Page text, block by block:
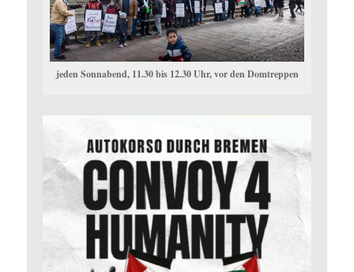
jeden Sonnabend, 11.30 bis 12.30 Uhr, vor den Domtreppen